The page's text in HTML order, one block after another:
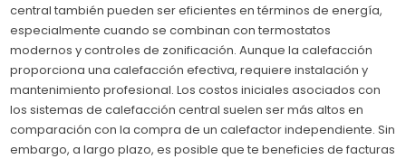
central también pueden ser eficientes en términos de energía,
especialmente cuando se combinan con termostatos
modernos y controles de zonificación. Aunque la calefacción
proporciona una calefacción efectiva, requiere instalación y
mantenimiento profesional. Los costos iniciales asociados con
los sistemas de calefacción central suelen ser más altos en
comparación con la compra de un calefactor independiente. Sin
embargo, a largo plazo, es posible que te beneficies de facturas